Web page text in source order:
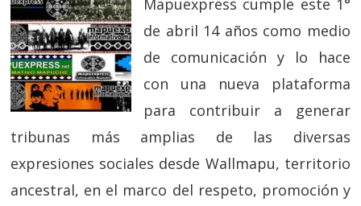
Mapuexpress cumple este 1°
de abril 14 años como medio
de comunicación y lo hace
con una nueva plataforma
para contribuir a generar
tribunas más amplias de las diversas
expresiones sociales desde Wallmapu, territorio
ancestral, en el marco del respeto, promoción y